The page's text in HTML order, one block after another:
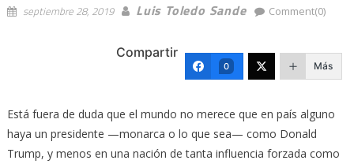
septiembre 28, 2019 Luis Toledo Sande Comment(0)
Compartir
0 Más
Está fuera de duda que el mundo no merece que en país alguno
haya un presidente —monarca o lo que sea— como Donald
Trump, y menos en una nación de tanta influencia forzada como